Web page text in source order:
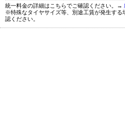
統一料金の詳細はこちらでご確認ください。→
※特殊なタイヤサイズ等、別途工賃が発生する
認ください。